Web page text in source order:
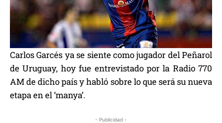
Carlos Garcés ya se siente como jugador del Peñarol
de Uruguay, hoy fue entrevistado por la Radio 770
AM de dicho país y habló sobre lo que será su nueva
etapa en el ‘manya’.
- Publicidad -